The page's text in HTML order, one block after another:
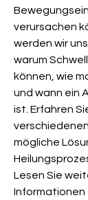
verursachen
werden wir
warum
können, wie
und wann ein
ist. Erfahren
mögliche
Lesen Sie
Informationen